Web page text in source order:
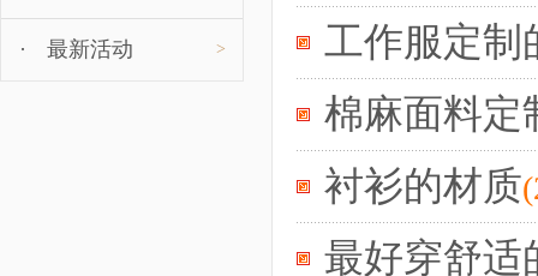
· 最新活动 >
工作服定制
棉麻面料定
衬衫的材质
最好穿舒适